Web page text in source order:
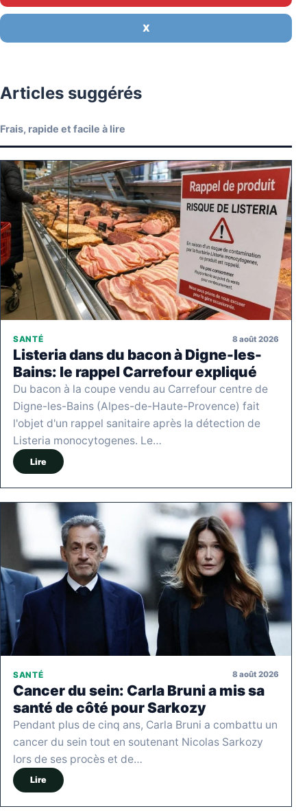
X
Articles suggérés
Frais, rapide et facile à lire
SANTÉ 8 août 2026
Listeria dans du bacon à Digne-les-
Bains: le rappel Carrefour expliqué
Du bacon à la coupe vendu au Carrefour centre de
Digne-les-Bains (Alpes-de-Haute-Provence) fait
l'objet d'un rappel sanitaire après la détection de
Listeria monocytogenes. Le…
Lire
SANTÉ 8 août 2026
Cancer du sein: Carla Bruni a mis sa
santé de côté pour Sarkozy
Pendant plus de cinq ans, Carla Bruni a combattu un
cancer du sein tout en soutenant Nicolas Sarkozy
lors de ses procès et de…
Lire